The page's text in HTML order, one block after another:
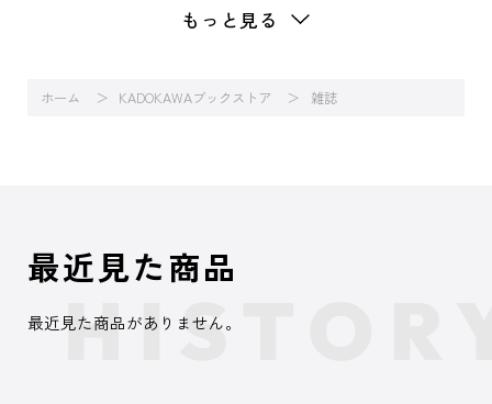
もっと見る
ホーム KADOKAWAブックストア 雑誌
最近見た商品
最近見た商品がありません。